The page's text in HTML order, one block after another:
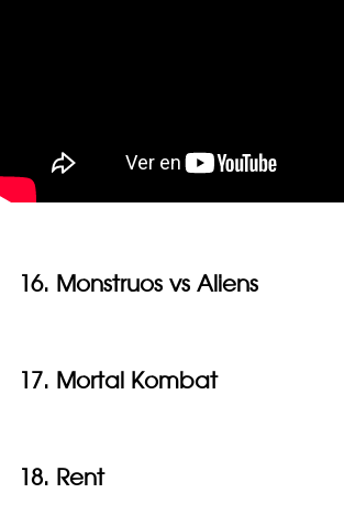
16. Monstruos vs Aliens
17. Mortal Kombat
18. Rent